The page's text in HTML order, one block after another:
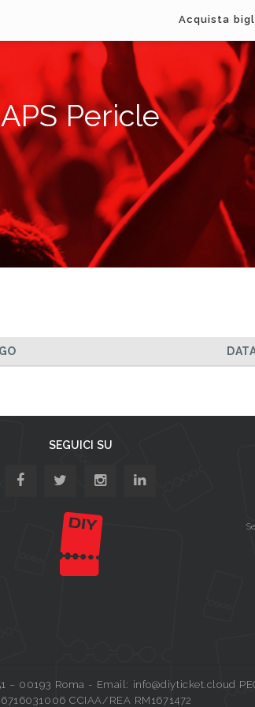
Acquista
APS Pericle
SEGUICI SU
– 00193 Roma - Email: info@diyticket.cloud
CCIAA/REA RM1671472